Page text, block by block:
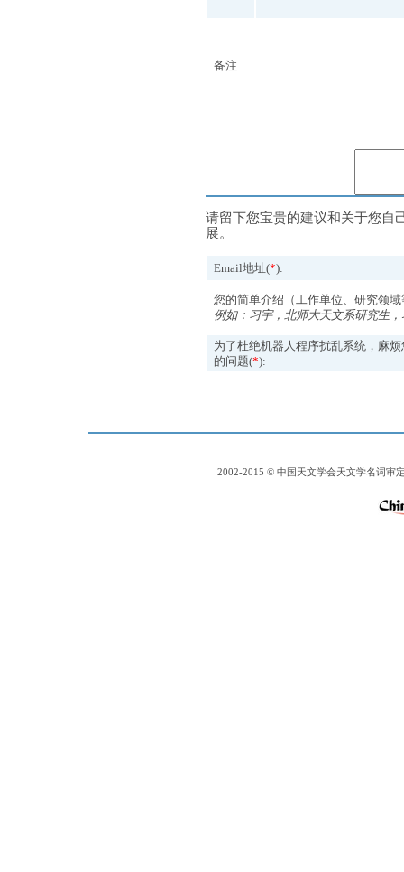
备注
请留下您宝贵的建议和关于您自
展。
Email地址(*):
您的简单介绍（工作单位、研究领域
例如：习宇，北师大天文系研究生
为了杜绝机器人程序扰乱系统，麻
的问题(*):
2002-2015 © 中国天文学会天文学名词审